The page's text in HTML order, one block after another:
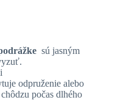
sú jasným
odpruženie alebo
počas dlhého